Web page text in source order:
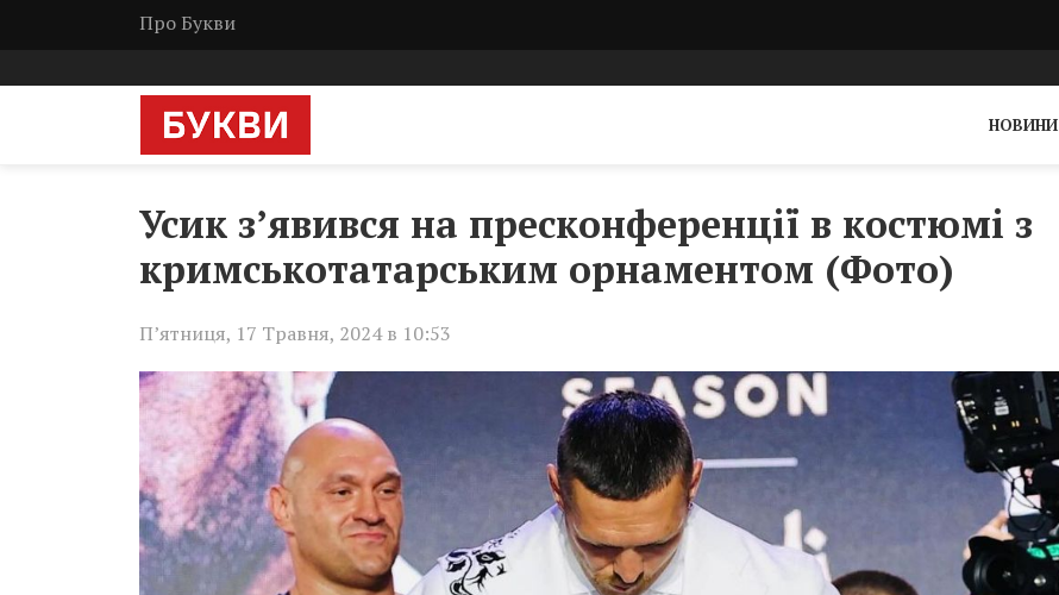
Про Букви
НОВИНИ
Усик з’явився на пресконференції в костюмі з
кримськотатарським орнаментом (Фото)
П’ятниця, 17 Травня, 2024 в 10:53